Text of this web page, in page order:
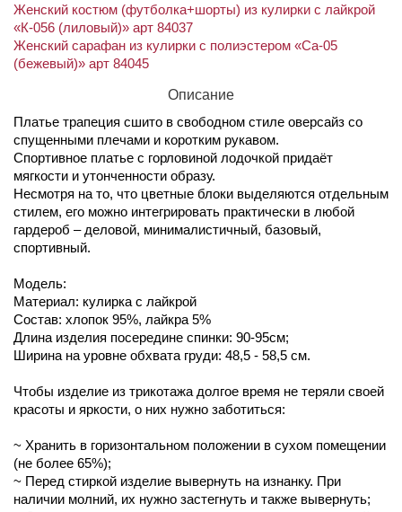
Женский костюм (футболка+шорты) из кулирки с лайкрой
«К-056 (лиловый)» арт 84037
Женский сарафан из кулирки с полиэстером «Са-05
(бежевый)» арт 84045
Описание
Платье трапеция сшито в свободном стиле оверсайз со
спущенными плечами и коротким рукавом.
Спортивное платье с горловиной лодочкой придаёт
мягкости и утонченности образу.
Несмотря на то, что цветные блоки выделяются отдельным
стилем, его можно интегрировать практически в любой
гардероб – деловой, минималистичный, базовый,
спортивный.
Модель:
Материал: кулирка с лайкрой
Состав: хлопок 95%, лайкра 5%
Длина изделия посередине спинки: 90-95см;
Ширина на уровне обхвата груди: 48,5 - 58,5 см.
Чтобы изделие из трикотажа долгое время не теряли своей
красоты и яркости, о них нужно заботиться:
~ Хранить в горизонтальном положении в сухом помещении
(не более 65%);
~ Перед стиркой изделие вывернуть на изнанку. При
наличии молний, их нужно застегнуть и также вывернуть;